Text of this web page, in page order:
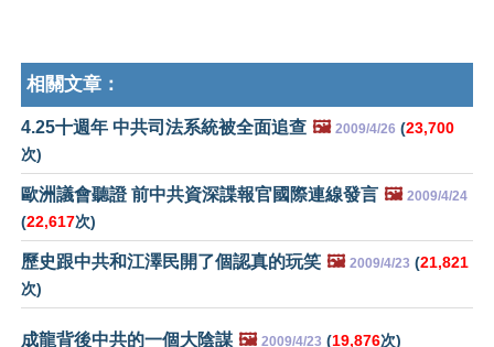
相關文章：
4.25十週年 中共司法系統被全面追查 🖼️ 2009/4/26 (23,700
次)
歐洲議會聽證 前中共資深諜報官國際連線發言 🖼️ 2009/4/24
(22,617次)
歷史跟中共和江澤民開了個認真的玩笑 🖼️ 2009/4/23 (21,821
次)
成龍背後中共的一個大陰謀 🖼️ 2009/4/23 (19,876次)